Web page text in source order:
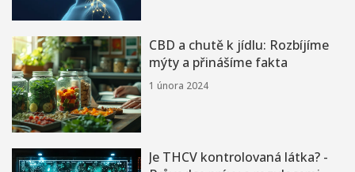
CBD a chutě k jídlu: Rozbíjíme
mýty a přinášíme fakta
1 února 2024
Je THCV kontrolovaná látka? -